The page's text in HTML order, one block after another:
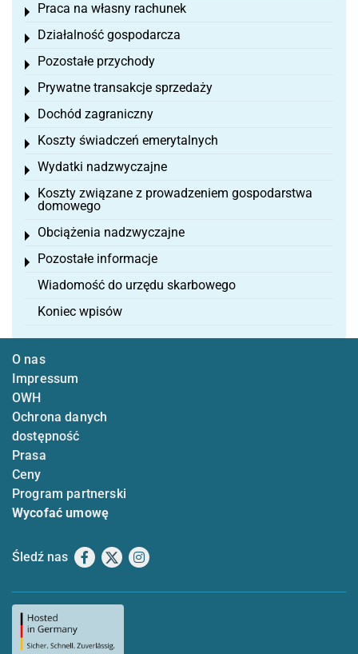
Praca na własny rachunek
Toggle menu
Działalność gospodarcza
Toggle menu
Pozostałe przychody
Toggle menu
Prywatne transakcje sprzedaży
Toggle menu
Dochód zagraniczny
Toggle menu
Koszty świadczeń emerytalnych
Toggle menu
Wydatki nadzwyczajne
Toggle menu
Koszty związane z prowadzeniem gospodarstwa
domowego
Toggle menu
Obciążenia nadzwyczajne
Toggle menu
Pozostałe informacje
Toggle menu
Wiadomość do urzędu skarbowego
Koniec wpisów
O nas
Impressum
OWH
Ochrona danych
dostępność
Prasa
Ceny
Program partnerski
Wycofać umowę
Śledź nas Facebook
X Instagram